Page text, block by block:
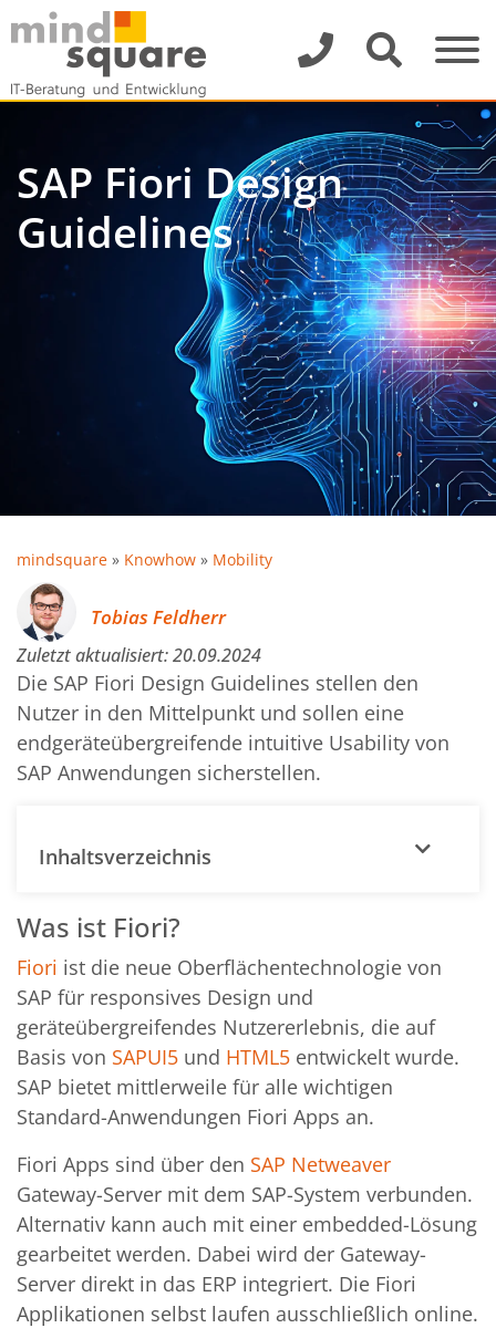
SAP Fiori Design
Guidelines
mindsquare » Knowhow » Mobility
Tobias Feldherr
Zuletzt aktualisiert:20.09.2024
Die SAP Fiori Design Guidelines stellen den
Nutzer in den Mittelpunkt und sollen eine
endgeräteübergreifende intuitive Usability von
SAP Anwendungen sicherstellen.
Inhaltsverzeichnis
Was ist Fiori?
Fiori ist die neue Oberflächentechnologie von
SAP für responsives Design und
geräteübergreifendes Nutzererlebnis, die auf
Basis von SAPUI5 und HTML5 entwickelt wurde.
SAP bietet mittlerweile für alle wichtigen
Standard-Anwendungen Fiori Apps an.
Fiori Apps sind über den SAP Netweaver
Gateway-Server mit dem SAP-System verbunden.
Alternativ kann auch mit einer embedded-Lösung
gearbeitet werden. Dabei wird der Gateway-
Server direkt in das ERP integriert. Die Fiori
Applikationen selbst laufen ausschließlich online.